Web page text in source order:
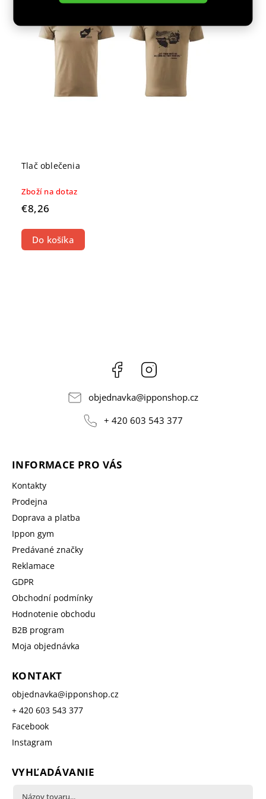
Tlač oblečenia
Zboží na dotaz
€8,26
Do košíka
Facebook
objednavka@ipponshop.cz
+ 420 603 543 377
INFORMACE PRO VÁS
Kontakty
Prodejna
Doprava a platba
Ippon gym
Predávané značky
Reklamace
GDPR
Obchodní podmínky
Hodnotenie obchodu
B2B program
Moja objednávka
KONTAKT
objednavka@ipponshop.cz
+ 420 603 543 377
Facebook
Instagram
VYHĽADÁVANIE